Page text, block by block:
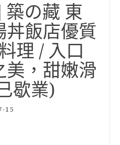
築の藏 東
丼飯店優質
理 / 入口
美，甜嫩滑
歇業)
15